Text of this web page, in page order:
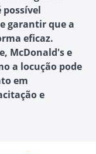
possível
garantir que a
eficaz.
McDonald's e
a locução pode
em
e